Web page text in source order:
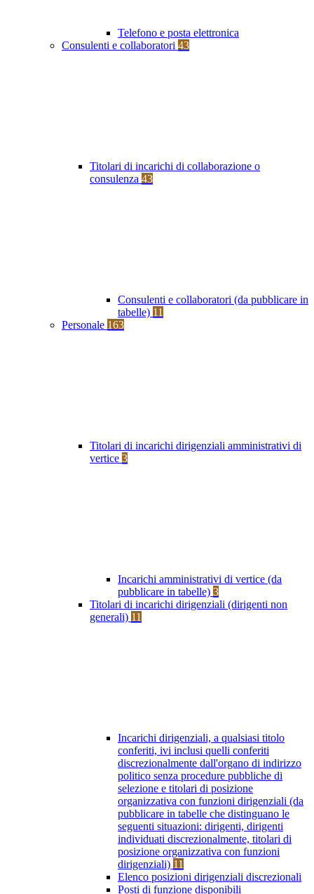
Telefono e posta elettronica
Consulenti e collaboratori 43
Titolari di incarichi di collaborazione o
consulenza 43
Consulenti e collaboratori (da pubblicare in
tabelle) 11
Personale 163
Titolari di incarichi dirigenziali amministrativi di
vertice 3
Incarichi amministrativi di vertice (da
pubblicare in tabelle) 3
Titolari di incarichi dirigenziali (dirigenti non
generali) 11
Incarichi dirigenziali, a qualsiasi titolo
conferiti, ivi inclusi quelli conferiti
discrezionalmente dall'organo di indirizzo
politico senza procedure pubbliche di
selezione e titolari di posizione
organizzativa con funzioni dirigenziali (da
pubblicare in tabelle che distinguano le
seguenti situazioni: dirigenti, dirigenti
individuati discrezionalmente, titolari di
posizione organizzativa con funzioni
dirigenziali) 11
Elenco posizioni dirigenziali discrezionali
Posti di funzione disponibili